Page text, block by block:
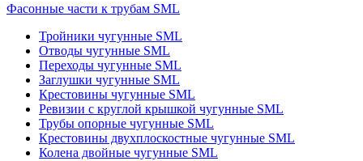
Фасонные части к трубам SML
Тройники чугунные SML
Отводы чугунные SML
Переходы чугунные SML
Заглушки чугунные SML
Крестовины чугунные SML
Ревизии с круглой крышкой чугунные SML
Трубы опорные чугунные SML
Крестовины двухплоскостные чугунные SML
Колена двойные чугунные SML